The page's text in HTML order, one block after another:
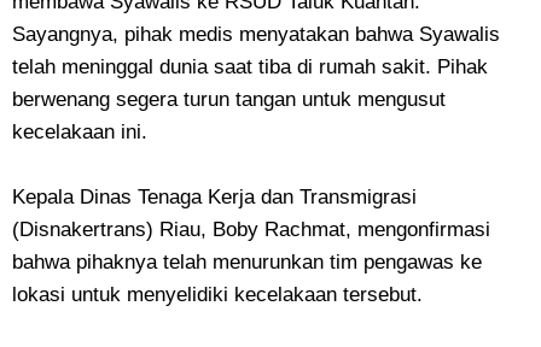
Sayangnya, pihak medis menyatakan bahwa Syawalis
telah meninggal dunia saat tiba di rumah sakit. Pihak
berwenang segera turun tangan untuk mengusut
kecelakaan ini.
Kepala Dinas Tenaga Kerja dan Transmigrasi
(Disnakertrans) Riau, Boby Rachmat, mengonfirmasi
bahwa pihaknya telah menurunkan tim pengawas ke
lokasi untuk menyelidiki kecelakaan tersebut.